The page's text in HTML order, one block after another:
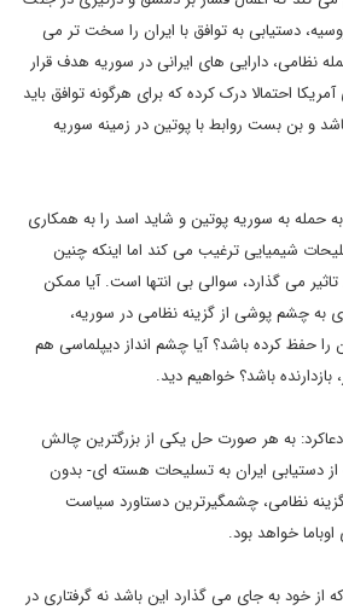
دستیابی به توافق با ایران را سخت تر می
نظامی، دارایی های ایرانی در سوریه هدف قرار
احتمالا درک کرده که برای هرگونه توافق باید
و بن بست روابط با پوتین در زمینه سوریه
حمله به سوریه پوتین و شاید اسد را به همکاری
شیمیایی ترغیب می کند اما اینکه چنین
تاثیر می گذارد، سوالی بی انتها است. آیا ممکن
به چشم پوشی از گزینه نظامی در سوریه،
را حفظ کرده باشد؟ آیا چشم انداز دیپلماسی هم
بازدارنده باشد؟ خواهیم دید.
به هر صورت حل یکی از بزرگترین چالش
دستیابی ایران به تسلیحات هسته ای- بدون
گزینه نظامی، چشمگیرترین دستاورد سیاست
خواهد بود.
از خود به جای می گذارد این باشد نه گرفتاری در